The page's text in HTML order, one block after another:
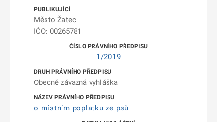
Město Žatec
IČO: 00265781
1/2019
Obecně závazná vyhláška
o místním poplatku ze psů